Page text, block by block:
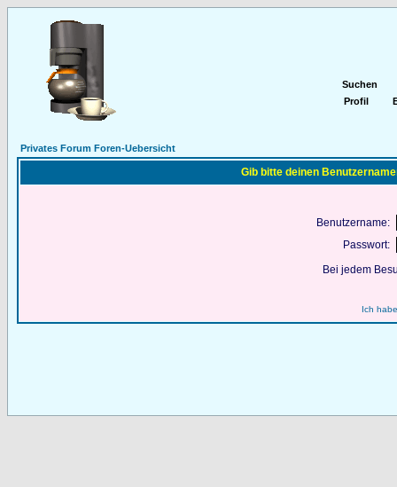
Suchen
Profil
Privates Forum Foren-Uebersicht
Gib bitte deinen
Benutzername:
Passwort:
Bei jedem
Ich